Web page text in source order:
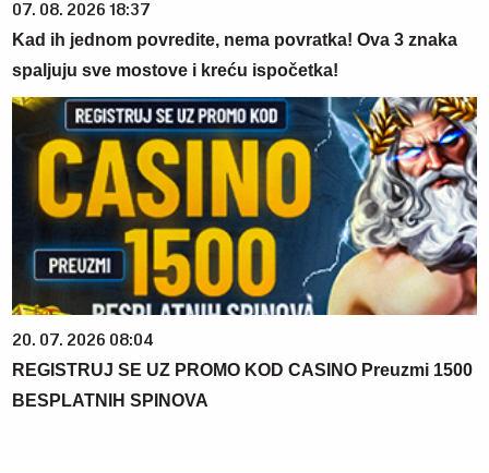
07. 08. 2026 18:37
Kad ih jednom povredite, nema povratka! Ova 3 znaka
spaljuju sve mostove i kreću ispočetka!
20. 07. 2026 08:04
REGISTRUJ SE UZ PROMO KOD CASINO Preuzmi 1500
BESPLATNIH SPINOVA